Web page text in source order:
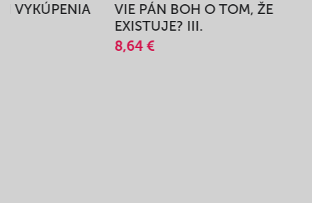
VYKÚPENIA
VIE PÁN BOH O TOM, ŽE
EXISTUJE? III.
8,64 €